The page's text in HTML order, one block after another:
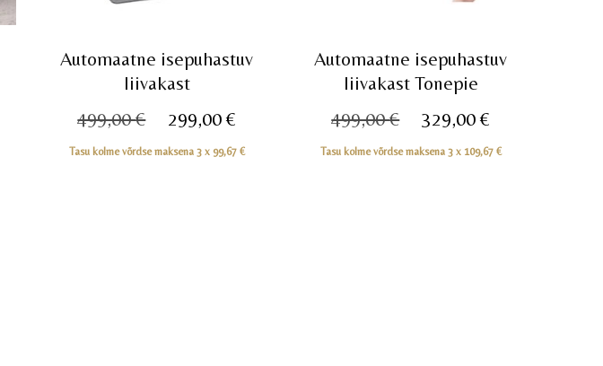
Automaatne isepuhastuv
liivakast
499,00€
Algne
hind
299,00€
hind
Tasu kolme võrdse maksena 3 x 99,67 €
Automaatne isepuhastuv
liivakast Tonepie
499,00€
Algne
hind
329,00€
hind
Tasu kolme võrdse maksena 3 x 109,67 €